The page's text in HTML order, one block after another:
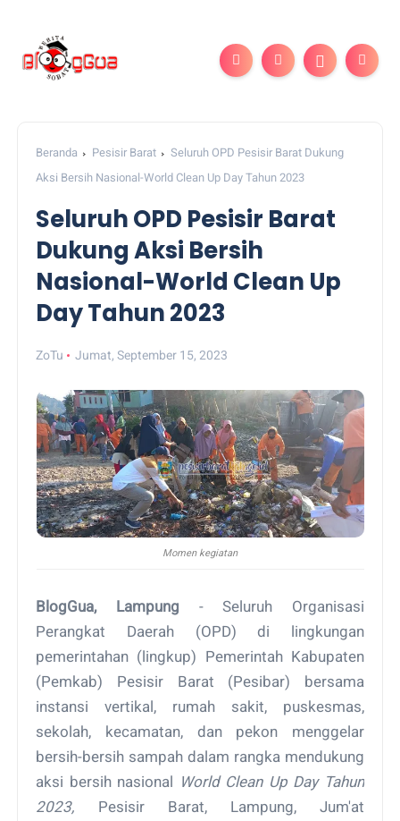
Beranda Pesisir Barat
Seluruh OPD Pesisir Barat Dukung
Aksi Bersih Nasional-World Clean Up Day Tahun 2023
Seluruh OPD Pesisir Barat
Dukung Aksi Bersih
Nasional-World Clean Up
Day Tahun 2023
ZoTu Jumat, September 15, 2023
Momen kegiatan
BlogGua, Lampung - Seluruh Organisasi
Perangkat Daerah (OPD) di lingkungan
pemerintahan (lingkup) Pemerintah Kabupaten
(Pemkab) Pesisir Barat (Pesibar) bersama
instansi vertikal, rumah sakit, puskesmas,
sekolah, kecamatan, dan pekon menggelar
bersih-bersih sampah dalam rangka mendukung
aksi bersih nasional World Clean Up Day Tahun
2023, Pesisir Barat, Lampung, Jum'at